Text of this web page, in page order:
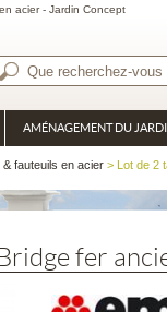
acier - Jardin Concept
AMÉNAGEMENT DU
fauteuils en acier > Lot de 2
fer